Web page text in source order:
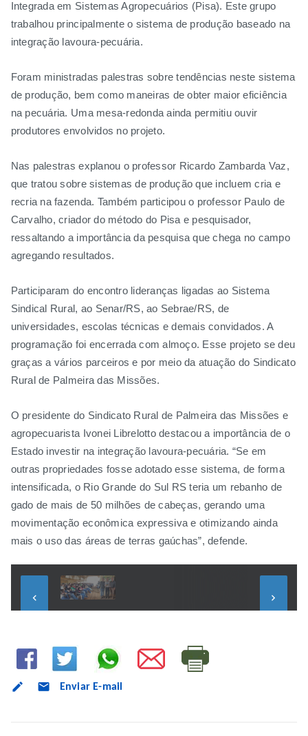
Integrada em Sistemas Agropecuários (Pisa). Este grupo
trabalhou principalmente o sistema de produção baseado na
integração lavoura-pecuária.
Foram ministradas palestras sobre tendências neste sistema
de produção, bem como maneiras de obter maior eficiência
na pecuária. Uma mesa-redonda ainda permitiu ouvir
produtores envolvidos no projeto.
Nas palestras explanou o professor Ricardo Zambarda Vaz,
que tratou sobre sistemas de produção que incluem cria e
recria na fazenda. Também participou o professor Paulo de
Carvalho, criador do método do Pisa e pesquisador,
ressaltando a importância da pesquisa que chega no campo
agregando resultados.
Participaram do encontro lideranças ligadas ao Sistema
Sindical Rural, ao Senar/RS, ao Sebrae/RS, de
universidades, escolas técnicas e demais convidados. A
programação foi encerrada com almoço. Esse projeto se deu
graças a vários parceiros e por meio da atuação do Sindicato
Rural de Palmeira das Missões.
O presidente do Sindicato Rural de Palmeira das Missões e
agropecuarista Ivonei Librelotto destacou a importância de o
Estado investir na integração lavoura-pecuária. “Se em
outras propriedades fosse adotado esse sistema, de forma
intensificada, o Rio Grande do Sul RS teria um rebanho de
gado de mais de 50 milhões de cabeças, gerando uma
movimentação econômica expressiva e otimizando ainda
mais o uso das áreas de terras gaúchas”, defende.
keyboard_arrow_left keyboard_arrow_right
mode_email Enviar E-mail